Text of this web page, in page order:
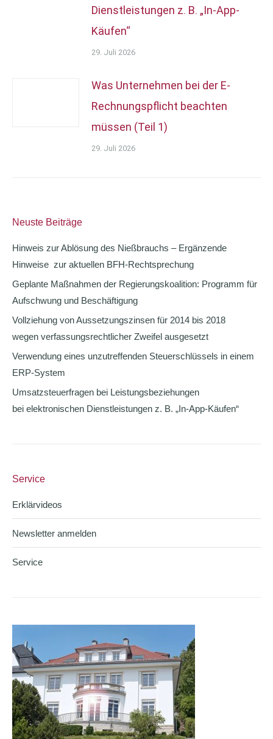
Dienstleistungen z. B. „In-App-
Käufen“
29. Juli 2026
Was Unternehmen bei der E-
Rechnungspflicht beachten
müssen (Teil 1)
29. Juli 2026
Neuste Beiträge
Hinweis zur Ablösung des Nießbrauchs – Ergänzende
Hinweise zur aktuellen BFH-Rechtsprechung
Geplante Maßnahmen der Regierungskoalition: Programm für
Aufschwung und Beschäftigung
Vollziehung von Aussetzungszinsen für 2014 bis 2018
wegen verfassungsrechtlicher Zweifel ausgesetzt
Verwendung eines unzutreffenden Steuerschlüssels in einem
ERP-System
Umsatzsteuerfragen bei Leistungsbeziehungen
bei elektronischen Dienstleistungen z. B. „In-App-Käufen“
Service
Erklärvideos
Newsletter anmelden
Service